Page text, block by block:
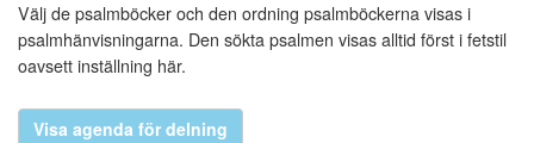
Välj de psalmböcker och den ordning psalmböckerna visas i
psalmhänvisningarna. Den sökta psalmen visas alltid först i fetstil
oavsett inställning här.
Visa agenda för delning